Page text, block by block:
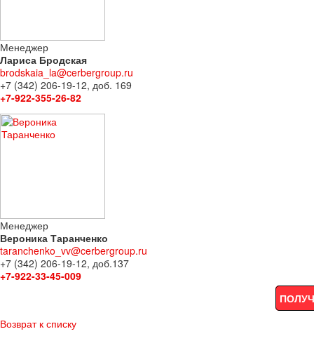
Менеджер
Лариса Бродская
brodskaia_la@cerbergroup.ru
+7 (342) 206-19-12, доб. 169
+7-922-355-26-82
Менеджер
Вероника Таранченко
taranchenko_vv@cerbergroup.ru
+7 (342) 206-19-12, доб.137
+7-922-33-45-009
Возврат к списку